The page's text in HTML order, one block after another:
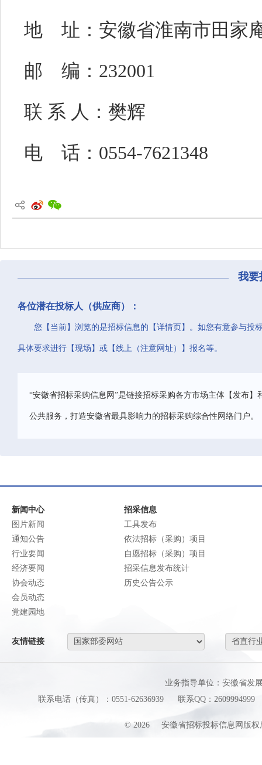
地 址： 安徽省淮南市田家
邮 编： 232001
联 系 人： 樊辉
电 话： 0554-7621348
我要
各位潜在投标人（供应商）：
您【当前】浏览的是招标信息的【详情页】。如您有意参与投
具体要求进行【现场】或【线上（注意网址）】报名等。
“安徽省招标采购信息网”是链接招标采购各方市场主体【发布
公共服务，打造安徽省最具影响力的招标采购综合性网络门户。
新闻中心
图片新闻
通知公告
行业要闻
经济要闻
协会动态
会员动态
党建园地
招采信息
工具发布
依法招标（采购）项目
自愿招标（采购）项目
招采信息发布统计
历史公告公示
友情链接
业务指导单位：安徽省发
联系电话（传真）：0551-62636939
联系QQ：2609994999
© 2026 安徽省招标投标信息网版